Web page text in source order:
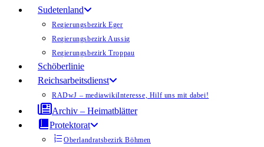
Sudetenland
Regierungsbezirk Eger
Regierungsbezirk Aussig
Regierungsbezirk Troppau
Schöberlinie
Reichsarbeitsdienst
RADwJ – mediawikiInteresse, Hilf uns mit dabei!
Archiv – Heimatblätter
Protektorat
Oberlandratsbezirk Böhmen